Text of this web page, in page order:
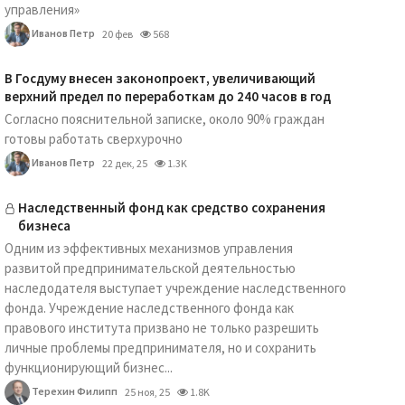
управления»
Иванов Петр 20 фев 568
В Госдуму внесен законопроект, увеличивающий
верхний предел по переработкам до 240 часов в год
Согласно пояснительной записке, около 90% граждан
готовы работать сверхурочно
Иванов Петр 22 дек, 25 1.3K
Наследственный фонд как средство сохранения
бизнеса
Одним из эффективных механизмов управления
развитой предпринимательской деятельностью
наследодателя выступает учреждение наследственного
фонда. Учреждение наследственного фонда как
правового института призвано не только разрешить
личные проблемы предпринимателя, но и сохранить
функционирующий бизнес...
Терехин Филипп 25 ноя, 25 1.8K